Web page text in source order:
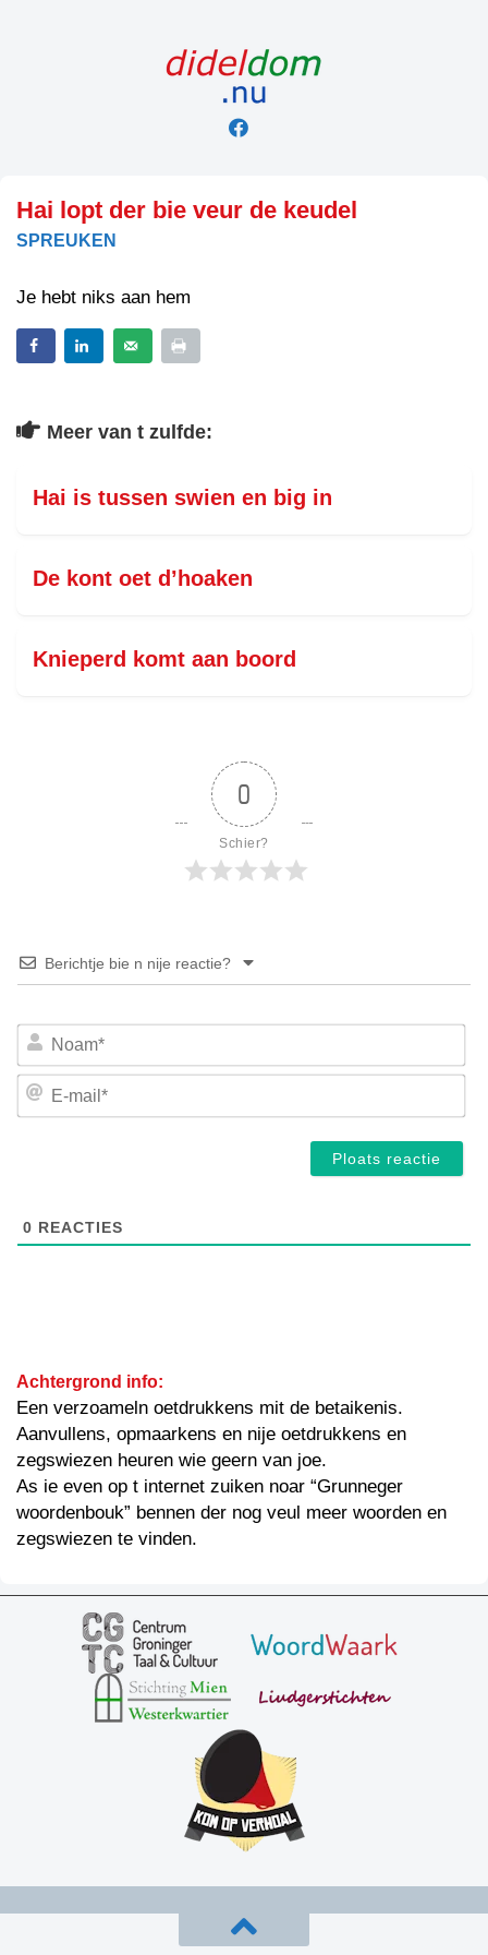
Hai lopt der bie veur de keudel
SPREUKEN
Je hebt niks aan hem
Meer van t zulfde:
Hai is tussen swien en big in
De kont oet d’hoaken
Knieperd komt aan boord
0
Schier?
Berichtje bie n nije reactie?
E-
0 REACTIES
Achtergrond info:
Een verzoameln oetdrukkens mit de betaikenis.
Aanvullens, opmaarkens en nije oetdrukkens en
zegswiezen heuren wie geern van joe.
As ie even op t internet zuiken noar “Grunneger
woordenbouk” bennen der nog veul meer woorden en
zegswiezen te vinden.